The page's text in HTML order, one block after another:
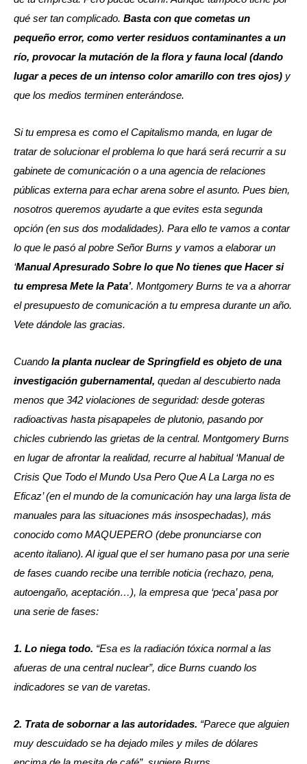
qué ser tan complicado. Basta con que cometas un
pequeño error, como verter residuos contaminantes a un
río, provocar la mutación de la flora y fauna local (dando
lugar a peces de un intenso color amarillo con tres ojos) y
que los medios terminen enterándose.
Si tu empresa es como el Capitalismo manda, en lugar de
tratar de solucionar el problema lo que hará será recurrir a su
gabinete de comunicación o a una agencia de relaciones
públicas externa para echar arena sobre el asunto. Pues bien,
nosotros queremos ayudarte a que evites esta segunda
opción (en sus dos modalidades). Para ello te vamos a contar
lo que le pasó al pobre Señor Burns y vamos a elaborar un
‘Manual Apresurado Sobre lo que No tienes que Hacer si
tu empresa Mete la Pata’. Montgomery Burns te va a ahorrar
el presupuesto de comunicación a tu empresa durante un año.
Vete dándole las gracias.
Cuando la planta nuclear de Springfield es objeto de una
investigación gubernamental, quedan al descubierto nada
menos que 342 violaciones de seguridad: desde goteras
radioactivas hasta pisapapeles de plutonio, pasando por
chicles cubriendo las grietas de la central. Montgomery Burns
en lugar de afrontar la realidad, recurre al habitual ‘Manual de
Crisis Que Todo el Mundo Usa Pero Que A La Larga no es
Eficaz’ (en el mundo de la comunicación hay una larga lista de
manuales para las situaciones más insospechadas), más
conocido como MAQUEPERO (debe pronunciarse con
acento italiano). Al igual que el ser humano pasa por una serie
de fases cuando recibe una terrible noticia (rechazo, pena,
autoengaño, aceptación…), la empresa que ‘peca’ pasa por
una serie de fases:
1. Lo niega todo. “Esa es la radiación tóxica normal a las
afueras de una central nuclear”, dice Burns cuando los
indicadores se van de varetas.
2. Trata de sobornar a las autoridades. “Parece que alguien
muy descuidado se ha dejado miles y miles de dólares